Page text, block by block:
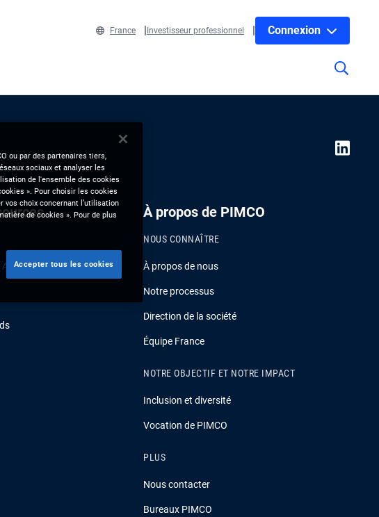
France Investisseur professionnel Connexion
Analytics
À propos de PIMCO
NOUS CONNAÎTRE
À propos de nous
Notre processus
Direction de la société
Équipe France
NOTRE OBJECTIF ET NOTRE IMPACT
Inclusion et diversité
Vocation de PIMCO
PLUS
Nous contacter
Bureaux PIMCO
ou par des partenaires tiers,
sociaux et analyser les
de l'ensemble des cookies
». Pour choisir les cookies
vos choix concernant l’utilisation
de cookies ». Pour de plus
Accepter tous les cookies